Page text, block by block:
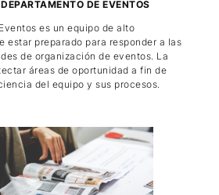
DE EVENTOS
es un equipo de alto
estar preparado para responder a las
de organización de eventos. La
áreas de oportunidad a fin de
del equipo y sus procesos.